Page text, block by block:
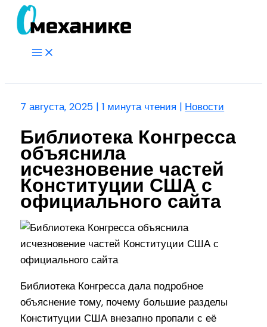
Перейти
Main
7 августа, 2025 |1 минута чтения | Новости
Библиотека Конгресса
объяснила
исчезновение частей
Конституции США с
официального сайта
Библиотека Конгресса дала подробное
объяснение тому, почему большие разделы
Конституции США внезапно пропали с её